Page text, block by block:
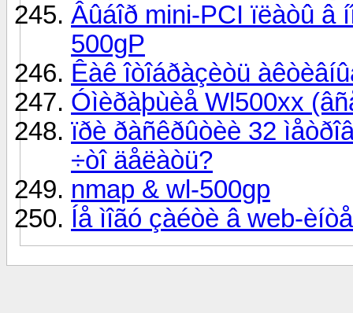
Âûáîð mini-PCI ïëàòû â
500gP
Êàê îòîáðàçèòü
Óìèðàþùèå Wl500xx
ïðè ðàñêðûòèè 32
÷òî äåëàòü?
nmap & wl-500gp
Íå ìîãó çàéòè â web-